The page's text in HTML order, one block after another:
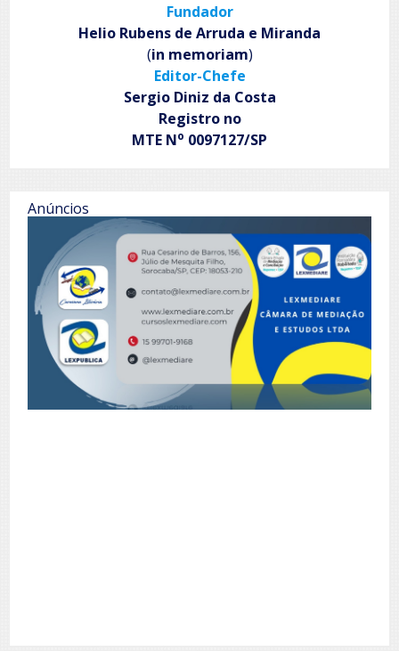
Fundador
Helio Rubens de Arruda e Miranda
(in memoriam)
Editor-Chefe
Sergio Diniz da Costa
Registro no
MTE No 0097127/SP
Anúncios